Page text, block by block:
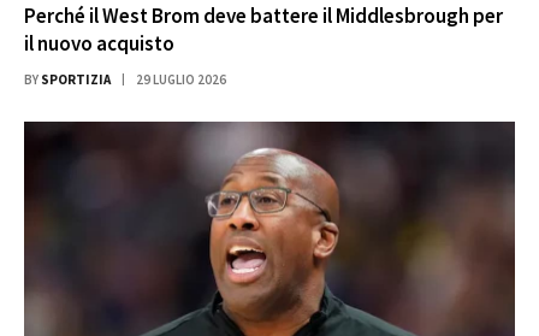
Perché il West Brom deve battere il Middlesbrough per
il nuovo acquisto
BY SPORTIZIA 29 LUGLIO 2026